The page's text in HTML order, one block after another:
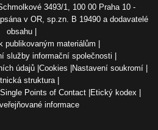
3493/1, 100 00 Praha 10 -
v OR, sp.zn. B 19490 a dodavatelé
obsahu
publikovaným materiálům
služby informační společnosti
údajů Cookies
Nastavení soukromí
struktura
Points of Contact
Etický kodex
informace